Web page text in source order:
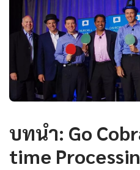
บทนำ: Go
time